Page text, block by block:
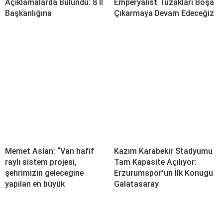
Açıklamalarda Bulundu: 8 İl
Başkanlığına
Emperyalist Tuzakları Boşa
Çıkarmaya Devam Edeceğiz
Memet Aslan: “Van hafif
raylı sistem projesi,
şehrimizin geleceğine
yapılan en büyük
Kazım Karabekir Stadyumu
Tam Kapasite Açılıyor:
Erzurumspor’un İlk Konuğu
Galatasaray